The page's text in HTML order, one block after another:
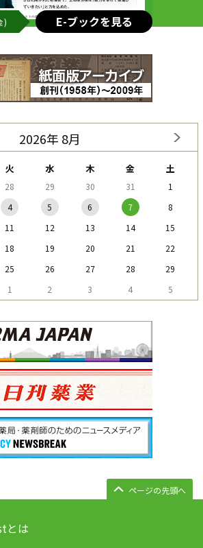
) E-ブックを見る
2026年 8月
火 水 木 金 土
28 29 30 31
1
4 5 6 7
8
11 12 13 14
15
18 19 20 21
22
25 26 27 28
29
1 2 3 4 5
ページの先頭へ
とは